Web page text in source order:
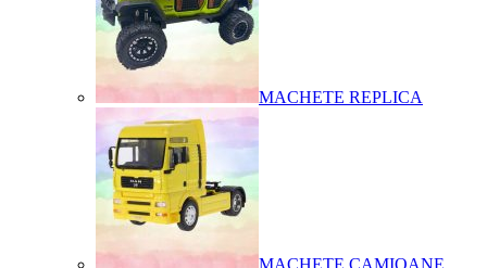
MACHETE REPLICA
MACHETE CAMIOANE